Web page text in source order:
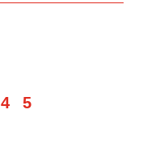
4 5